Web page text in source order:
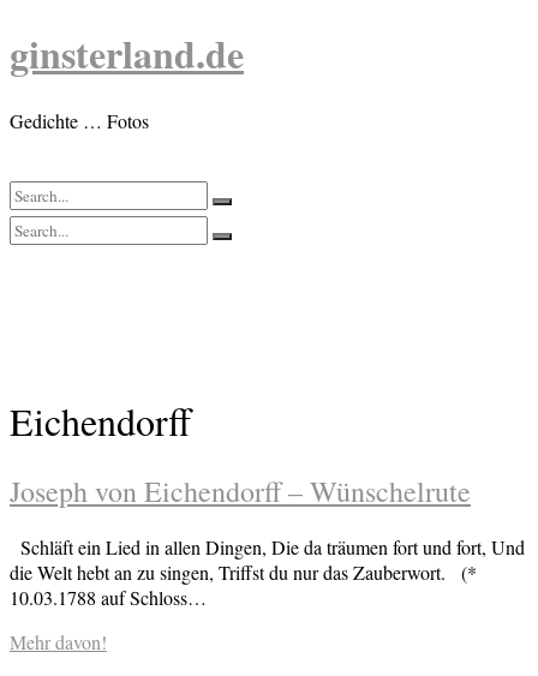
Skip
to
ginsterland.de
Gedichte … Fotos
Eichendorff
Joseph von Eichendorff – Wünschelrute
Schläft ein Lied in allen Dingen, Die da träumen fort und fort, Und
die Welt hebt an zu singen, Triffst du nur das Zauberwort. (*
10.03.1788 auf Schloss…
Mehr davon!